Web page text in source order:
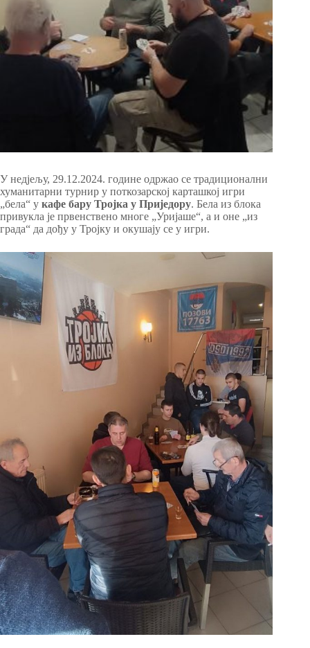
У недјељу, 29.12.2024. године одржао се традиционални
хуманитарни турнир у поткозарској карташкој игри
„бела“ у кафе бару Тројка у Приједору. Бела из блока
привукла је првенствено многе „Уријаше“, а и оне „из
града“ да дођу у Тројку и окушају се у игри.